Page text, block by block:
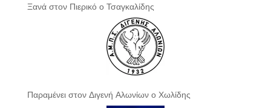
Ξανά στον Πιερικό ο Τσαγκαλίδης
Παραμένει στον Διγενή Αλωνίων ο Χωλίδης